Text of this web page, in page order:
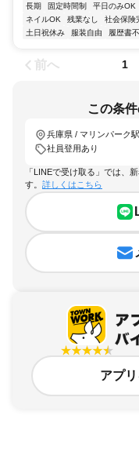
長期 固定時間制 平日のみOK
ネイルOK
残業なし 社会保険
土日祝休み
服装自由 履歴書
前へ 1
この条
兵庫県 / マリンパーク駅
社員登用あり
「LINEで受け取る」では、
す。 詳しくはこちら
アプ